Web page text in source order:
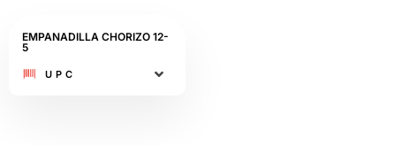
EMPANADILLA CHORIZO 12-
5​
UPC